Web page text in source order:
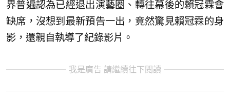
界普遍認為已經退出演藝圈、轉往幕後的賴冠霖會
缺席，沒想到最新預告一出，竟然驚見賴冠霖的身
影，還親自執導了紀錄影片。
我是廣告 請繼續往下閱讀